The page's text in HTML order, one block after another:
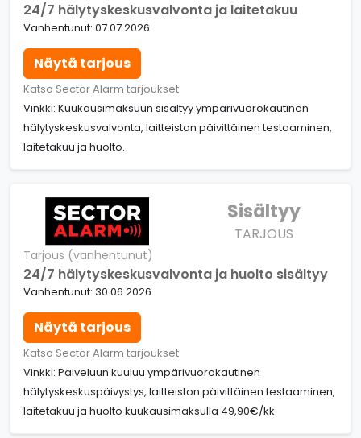
24/7 hälytyskeskusvalvonta ja laitetakuu
Vanhentunut: 07.07.2026
Näytä tarjous
Katso Sector Alarm tarjoukset
Vinkki: Kuukausimaksuun sisältyy ympärivuorokautinen
hälytyskeskusvalvonta, laitteiston päivittäinen testaaminen,
laitetakuu ja huolto.
Sisältyy
TARJOUS
Tarjous (vanhentunut)
24/7 hälytyskeskusvalvonta ja huolto sisältyy
Vanhentunut: 30.06.2026
Näytä tarjous
Katso Sector Alarm tarjoukset
Vinkki: Palveluun kuuluu ympärivuorokautinen
hälytyskeskuspäivystys, laitteiston päivittäinen testaaminen,
laitetakuu ja huolto kuukausimaksulla 49,90€/kk.